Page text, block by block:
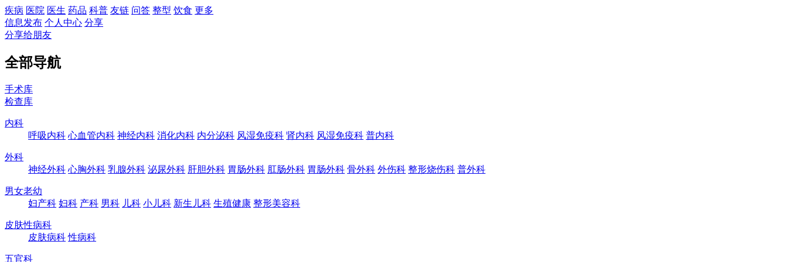
疾病 医院 医生 药品 科普 友链 问答 整型 饮食 更多
信息发布 个人中心 分享
分享给朋友
全部导航
手术库
检查库
内科
呼吸内科 心血管内科 神经内科 消化内科 内分泌科 风湿免疫科 肾内科 风湿免疫科 普内科
外科
神经外科 心胸外科 乳腺外科 泌尿外科 肝胆外科 胃肠外科 肛肠外科 胃肠外科 骨外科 外伤科 整形烧伤科 普外科
男女老幼
妇产科 妇科 产科 男科 儿科 小儿科 新生儿科 生殖健康 整形美容科
皮肤性病科
皮肤病科 性病科
五官科